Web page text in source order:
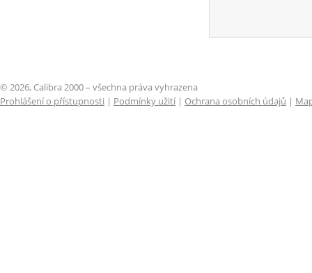
© 2026, Calibra 2000 – všechna práva vyhrazena
Prohlášení o přístupnosti | Podmínky užití| Ochrana osobních údajů |